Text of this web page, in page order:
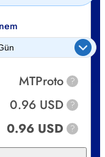
MTProto ?
0.96 USD ?
0.96 USD ?